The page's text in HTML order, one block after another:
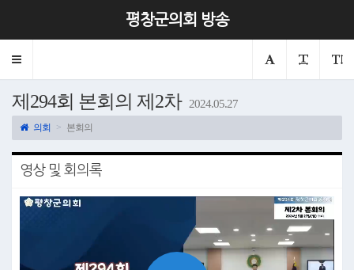
평창군의회 방송
Toggle
제294회 본회의 제2차 2024.05.27
의회 본회의
영상 및 회의록